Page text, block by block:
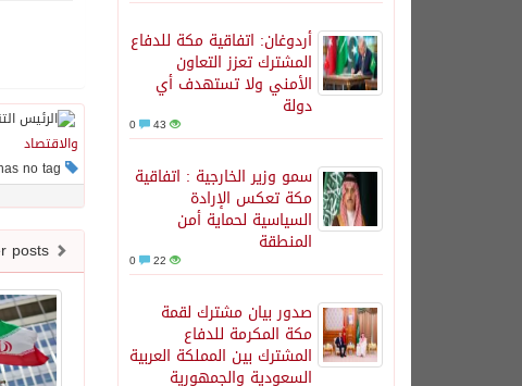
أردوغان: اتفاقية مكة للدفاع
المشترك تعزز التعاون
الأمني ولا تستهدف أي
دولة
43
سمو وزير الخارجية : اتفاقية
مكة تعكس الإرادة
السياسية لحماية أمن
المنطقة
22
صدور بيان مشترك لقمة
مكة المكرمة للدفاع
المشترك بين المملكة العربية
السعودية والجمهورية
والاقتصاد